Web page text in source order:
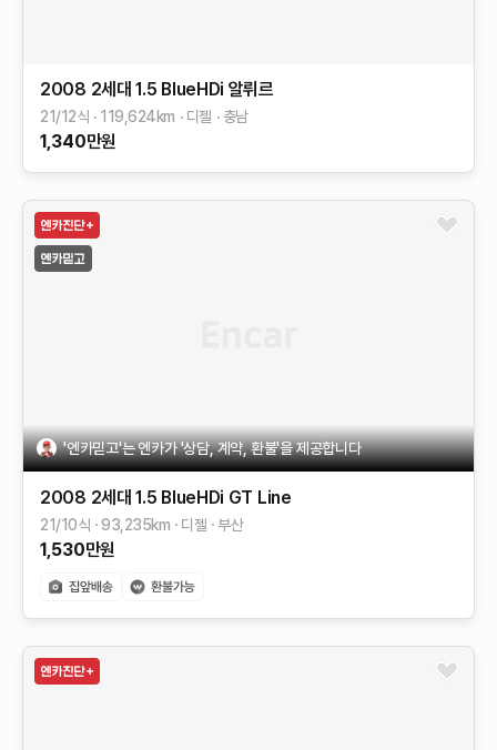
2008 2세대 1.5 BlueHDi 알뤼르
21/12식 119,624km 디젤 충남
1,340만원
'엔카믿고'는 엔카가 '상담, 계약, 환불'을 제공합니다
2008 2세대 1.5 BlueHDi GT Line
21/10식 93,235km 디젤 부산
1,530만원